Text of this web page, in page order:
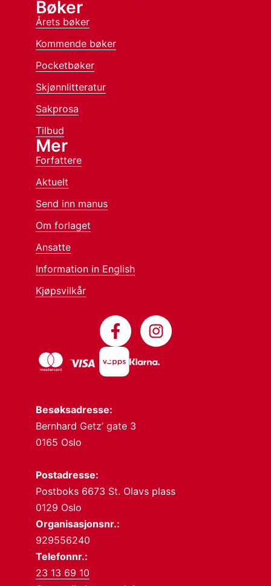
Besøksadresse:
Bernhard Getz’ gate 3
0165 Oslo
Postadresse:
Postboks 6673 St. Olavs plass
0129 Oslo
Organisasjonsnr.:
929556240
Telefonnr.:
23 13 69 10
Bøker
Årets bøker
Kommende bøker
Pocketbøker
Skjønnlitteratur
Sakprosa
Tilbud
Mer
Forfattere
Aktuelt
Send inn manus
Om forlaget
Ansatte
Information in English
Kjøpsvilkår